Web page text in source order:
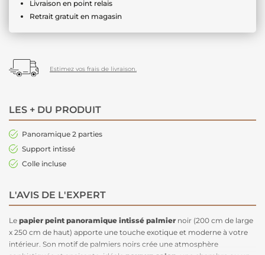
Livraison en point relais
Retrait gratuit en magasin
Estimez vos frais de livraison.
LES + DU PRODUIT
Panoramique 2 parties
Support intissé
Colle incluse
L'AVIS DE L'EXPERT
Le papier peint panoramique intissé palmier noir (200 cm de large
x 250 cm de haut) apporte une touche exotique et moderne à votre
intérieur. Son motif de palmiers noirs crée une atmosphère